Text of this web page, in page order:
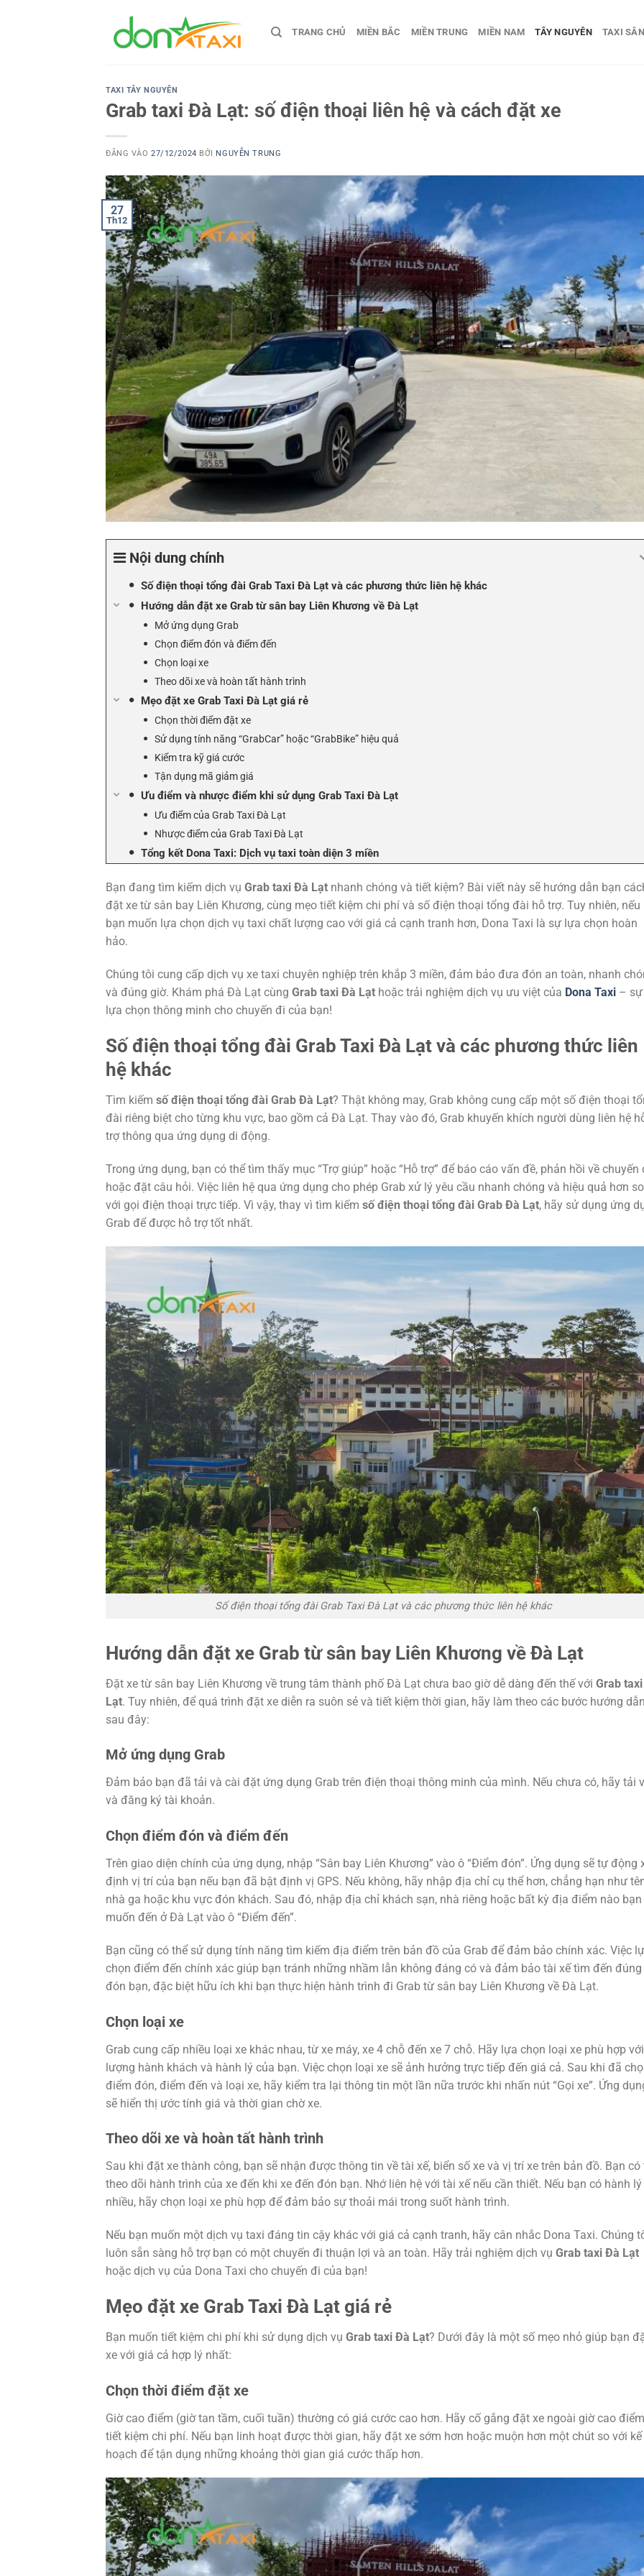
TRANG CHỦ MIỀN BẮC MIỀN TRUNG MIỀN NAM TÂY NGUYÊN TAXI
TAXI TÂY NGUYÊN
Grab taxi Đà Lạt: số điện thoại liên hệ và cách đặt xe
ĐĂNG VÀO27/12/2024 BỞI NGUYỄN TRUNG
27
Th12
Nội dung chính
Số điện thoại tổng đài Grab Taxi Đà Lạt và các phương thức liên hệ khác
Hướng dẫn đặt xe Grab từ sân bay Liên Khương về Đà Lạt
Mở ứng dụng Grab
Chọn điểm đón và điểm đến
Chọn loại xe
Theo dõi xe và hoàn tất hành trình
Mẹo đặt xe Grab Taxi Đà Lạt giá rẻ
Chọn thời điểm đặt xe
Sử dụng tính năng “GrabCar” hoặc “GrabBike” hiệu quả
Kiểm tra kỹ giá cước
Tận dụng mã giảm giá
Ưu điểm và nhược điểm khi sử dụng Grab Taxi Đà Lạt
Ưu điểm của Grab Taxi Đà Lạt
Nhược điểm của Grab Taxi Đà Lạt
Tổng kết Dona Taxi: Dịch vụ taxi toàn diện 3 miền
Bạn đang tìm kiếm dịch vụ Grab taxi Đà Lạt nhanh chóng và tiết kiệm? Bài viết này sẽ hướng dẫn bạn
đặt xe từ sân bay Liên Khương, cùng mẹo tiết kiệm chi phí và số điện thoại tổng đài hỗ trợ. Tuy nhiên, nếu
bạn muốn lựa chọn dịch vụ taxi chất lượng cao với giá cả cạnh tranh hơn, Dona Taxi là sự lựa chọn hoàn
hảo.
Chúng tôi cung cấp dịch vụ xe taxi chuyên nghiệp trên khắp 3 miền, đảm bảo đưa đón an toàn, nhanh
và đúng giờ. Khám phá Đà Lạt cùng Grab taxi Đà Lạt hoặc trải nghiệm dịch vụ ưu việt của Dona Taxi – sự
lựa chọn thông minh cho chuyến đi của bạn!
Số điện thoại tổng đài Grab Taxi Đà Lạt và các phương thức liên
hệ khác
Tìm kiếm số điện thoại tổng đài Grab Đà Lạt? Thật không may, Grab không cung cấp một số điện thoại
đài riêng biệt cho từng khu vực, bao gồm cả Đà Lạt. Thay vào đó, Grab khuyến khích người dùng liên hệ
trợ thông qua ứng dụng di động.
Trong ứng dụng, bạn có thể tìm thấy mục “Trợ giúp” hoặc “Hỗ trợ” để báo cáo vấn đề, phản hồi về chuyến
hoặc đặt câu hỏi. Việc liên hệ qua ứng dụng cho phép Grab xử lý yêu cầu nhanh chóng và hiệu quả hơn so
với gọi điện thoại trực tiếp. Vì vậy, thay vì tìm kiếm số điện thoại tổng đài Grab Đà Lạt, hãy sử dụng ứng
Grab để được hỗ trợ tốt nhất.
Số điện thoại tổng đài Grab Taxi Đà Lạt và các phương thức liên hệ khác
Hướng dẫn đặt xe Grab từ sân bay Liên Khương về Đà Lạt
Đặt xe từ sân bay Liên Khương về trung tâm thành phố Đà Lạt chưa bao giờ dễ dàng đến thế với Grab
Lạt. Tuy nhiên, để quá trình đặt xe diễn ra suôn sẻ và tiết kiệm thời gian, hãy làm theo các bước hướng dẫn
sau đây:
Mở ứng dụng Grab
Đảm bảo bạn đã tải và cài đặt ứng dụng Grab trên điện thoại thông minh của mình. Nếu chưa có, hãy tải
và đăng ký tài khoản.
Chọn điểm đón và điểm đến
Trên giao diện chính của ứng dụng, nhập “Sân bay Liên Khương” vào ô “Điểm đón”. Ứng dụng sẽ tự động
định vị trí của bạn nếu bạn đã bật định vị GPS. Nếu không, hãy nhập địa chỉ cụ thể hơn, chẳng hạn như
nhà ga hoặc khu vực đón khách. Sau đó, nhập địa chỉ khách sạn, nhà riêng hoặc bất kỳ địa điểm nào bạn
muốn đến ở Đà Lạt vào ô “Điểm đến”.
Bạn cũng có thể sử dụng tính năng tìm kiếm địa điểm trên bản đồ của Grab để đảm bảo chính xác. Việc
chọn điểm đến chính xác giúp bạn tránh những nhầm lẫn không đáng có và đảm bảo tài xế tìm đến đúng
đón bạn, đặc biệt hữu ích khi bạn thực hiện hành trình đi Grab từ sân bay Liên Khương về Đà Lạt.
Chọn loại xe
Grab cung cấp nhiều loại xe khác nhau, từ xe máy, xe 4 chỗ đến xe 7 chỗ. Hãy lựa chọn loại xe phù hợp
lượng hành khách và hành lý của bạn. Việc chọn loại xe sẽ ảnh hưởng trực tiếp đến giá cả. Sau khi đã
điểm đón, điểm đến và loại xe, hãy kiểm tra lại thông tin một lần nữa trước khi nhấn nút “Gọi xe”. Ứng
sẽ hiển thị ước tính giá và thời gian chờ xe.
Theo dõi xe và hoàn tất hành trình
Sau khi đặt xe thành công, bạn sẽ nhận được thông tin về tài xế, biển số xe và vị trí xe trên bản đồ. Bạn có
theo dõi hành trình của xe đến khi xe đến đón bạn. Nhớ liên hệ với tài xế nếu cần thiết. Nếu bạn có hành lý
nhiều, hãy chọn loại xe phù hợp để đảm bảo sự thoải mái trong suốt hành trình.
Nếu bạn muốn một dịch vụ taxi đáng tin cậy khác với giá cả cạnh tranh, hãy cân nhắc Dona Taxi. Chúng
luôn sẵn sàng hỗ trợ bạn có một chuyến đi thuận lợi và an toàn. Hãy trải nghiệm dịch vụ Grab taxi Đà Lạt
hoặc dịch vụ của Dona Taxi cho chuyến đi của bạn!
Mẹo đặt xe Grab Taxi Đà Lạt giá rẻ
Bạn muốn tiết kiệm chi phí khi sử dụng dịch vụ Grab taxi Đà Lạt? Dưới đây là một số mẹo nhỏ giúp bạn
xe với giá cả hợp lý nhất:
Chọn thời điểm đặt xe
Giờ cao điểm (giờ tan tầm, cuối tuần) thường có giá cước cao hơn. Hãy cố gắng đặt xe ngoài giờ cao
tiết kiệm chi phí. Nếu bạn linh hoạt được thời gian, hãy đặt xe sớm hơn hoặc muộn hơn một chút so với kế
hoạch để tận dụng những khoảng thời gian giá cước thấp hơn.